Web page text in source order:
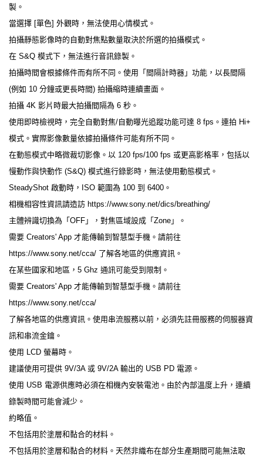
製。
當選擇 [單色] 外觀時，無法使用心情模式。
拍攝靜態影像時的自動對焦點數量取決於所選的拍攝模式。
在 S&Q 模式下，無法進行音訊錄製。
拍攝時間會根據條件而有所不同。使用「間隔計時器」功能，以長間隔
(例如 10 分鐘或更長時間) 拍攝縮時連續畫面。
拍攝 4K 影片時最大拍攝間隔為 6 秒。
使用即時檢視時，完全自動對焦/自動曝光追蹤功能可達 8 fps。連拍 Hi+
模式。實際影像數量依據拍攝條件可能有所不同。
在動態模式中略微裁切影像。以 120 fps/100 fps 或更高影格率，包括以
慢動作與快動作 (S&Q) 模式進行錄影時，無法使用動態模式。
SteadyShot 啟動時，ISO 範圍為 100 到 6400。
相機相容性資訊請造訪 https://www.sony.net/dics/breathing/
主體辨識切換為「OFF」，對焦區域設成「Zone」。
需要 Creators' App 才能傳輸到智慧型手機。請前往
https://www.sony.net/cca/ 了解各地區的供應資訊。
在某些國家和地區，5 Ghz 通訊可能受到限制。
需要 Creators' App 才能傳輸到智慧型手機。請前往
https://www.sony.net/cca/
了解各地區的供應資訊。使用串流服務以前，必須先註冊服務的伺服器資
訊和串流金鑰。
使用 LCD 螢幕時。
建議使用可提供 9V/3A 或 9V/2A 輸出的 USB PD 電源。
使用 USB 電源供應時必須在相機內安裝電池。由於內部溫度上升，連續
錄製時間可能會減少。
約略值。
不包括用於塗層和黏合的材料。
不包括用於塗層和黏合的材料。天然非織布在部分生產期間可能無法取